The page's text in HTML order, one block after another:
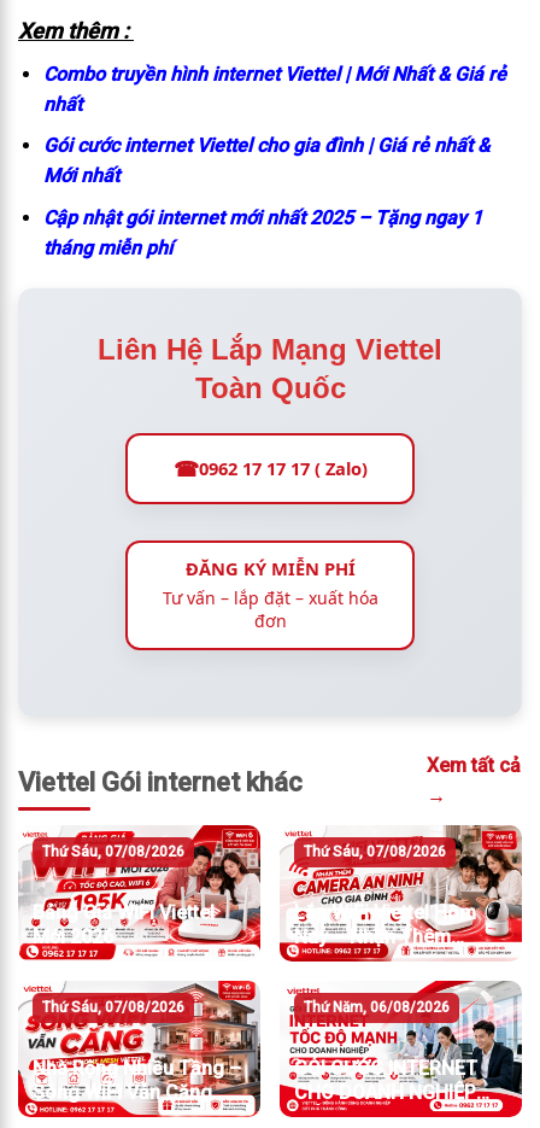
Xem thêm :
Combo truyền hình internet Viettel | Mới Nhất & Giá rẻ
nhất
Gói cước internet Viettel cho gia đình | Giá rẻ nhất &
Mới nhất
Cập nhật gói internet mới nhất 2025 – Tặng ngay 1
tháng miễn phí
Liên Hệ Lắp Mạng Viettel
Toàn Quốc
☎0962 17 17 17 ( Zalo)
ĐĂNG KÝ MIỄN PHÍ
Tư vấn – lắp đặt – xuất hóa
đơn
Viettel Gói internet khác
Xem tất cả
→
Thứ Sáu, 07/08/2026
Bảng Giá WiFi Viettel
Mới 2026
Thứ Sáu, 07/08/2026
Lắp WiFi Viettel Hôm
Nay – Nhận Thêm
Camera An Ninh
Thứ Sáu, 07/08/2026
Nhà Rộng Nhiều Tầng –
Sóng WiFi Vẫn Căng
Thứ Năm, 06/08/2026
GÓI CƯỚC INTERNET
CHO DOANH NGHIỆP
TỐC ĐỘ MẠNH